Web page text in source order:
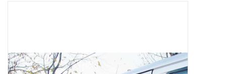
zum
VW CRAFTER / MAN TGE